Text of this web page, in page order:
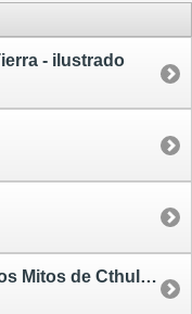
- ilustrado
Lovecraft. Una Mirada tras los Mitos de Cthulhu